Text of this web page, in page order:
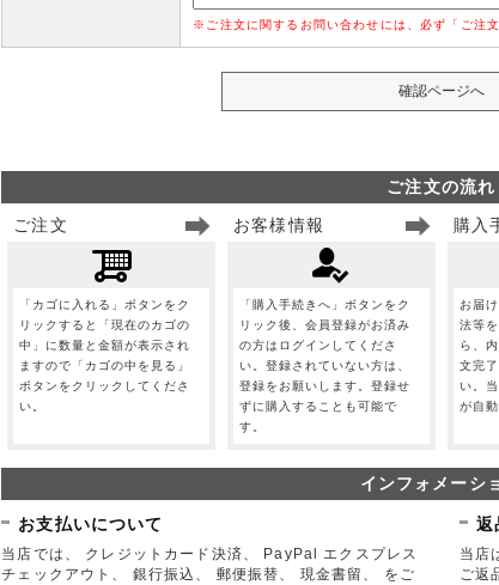
※ご注文に関するお問い合わせには、必ず「ご注
ご注文の流れ
ご注文
「カゴに入れる」ボタンをク
リックすると「現在のカゴの
中」に数量と金額が表示され
ますので「カゴの中を見る」
ボタンをクリックしてくださ
い。
お客様情報
「購入手続きへ」ボタンをク
リック後、会員登録がお済み
の方はログインしてくださ
い。登録されていない方は、
登録をお願いします。登録せ
ずに購入することも可能で
す。
購入
お届
法等
ら、
文完
い。
が自
インフォメーシ
お支払いについて
当店では、 クレジットカード決済、 PayPal エクスプレス
チェックアウト、 銀行振込、 郵便振替、 現金書留、 をご
返
当店
ご返